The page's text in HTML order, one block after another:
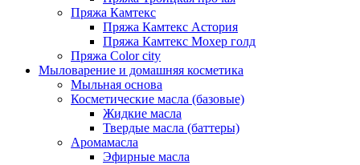
Пряжа Камтекс
Пряжа Камтекс Астория
Пряжа Камтекс Мохер голд
Пряжа Color city
Мыловарение и домашняя косметика
Мыльная основа
Косметические масла (базовые)
Жидкие масла
Твердые масла (баттеры)
Аромамасла
Эфирные масла